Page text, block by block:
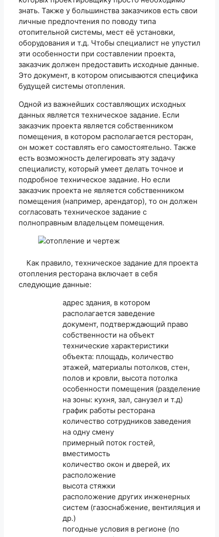
знать. Также у большинства заказчиков есть свои
личные предпочтения по поводу типа
отопительной системы, мест её установки,
оборудования и т.д. Чтобы специалист не упустил
эти особенности при составлении проекта,
заказчик должен предоставить исходные данные.
Это документ, в котором описываются специфика
будущей системы отопления.
Одной из важнейших составляющих исходных
данных является техническое задание. Если
заказчик проекта является собственником
помещения, в котором располагается ресторан,
он может составлять его самостоятельно. Также
есть возможность делегировать эту задачу
специалисту, который умеет делать точное и
подробное техническое задание. Но если
заказчик проекта не является собственником
помещения (например, арендатор), то он должен
согласовать техническое задание с
полноправным владельцем помещения.
Как правило, техническое задание для проекта
отопления ресторана включает в себя
следующие данные:
адрес здания, в котором
располагается заведение
документ, подтверждающий право
собственности на объект
технические характеристики
объекта: площадь, количество
этажей, материалы потолков, стен,
полов и кровли, высота потолка
особенности помещения (разделение
на зоны: кухня, зал, санузел и т.д)
график работы ресторана
количество сотрудников заведения
на одну смену
примерный поток гостей,
вместимость
количество окон и дверей, их
расположение
высота стяжки
расположение других инженерных
систем (газоснабжение, вентиляция и
др.)
погодные условия в регионе (по